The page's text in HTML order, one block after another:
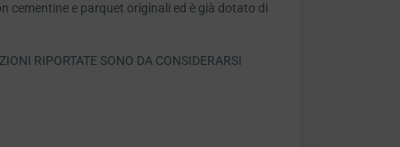
cementine e parquet originali ed è già dotato di
RIPORTATE SONO DA CONSIDERARSI